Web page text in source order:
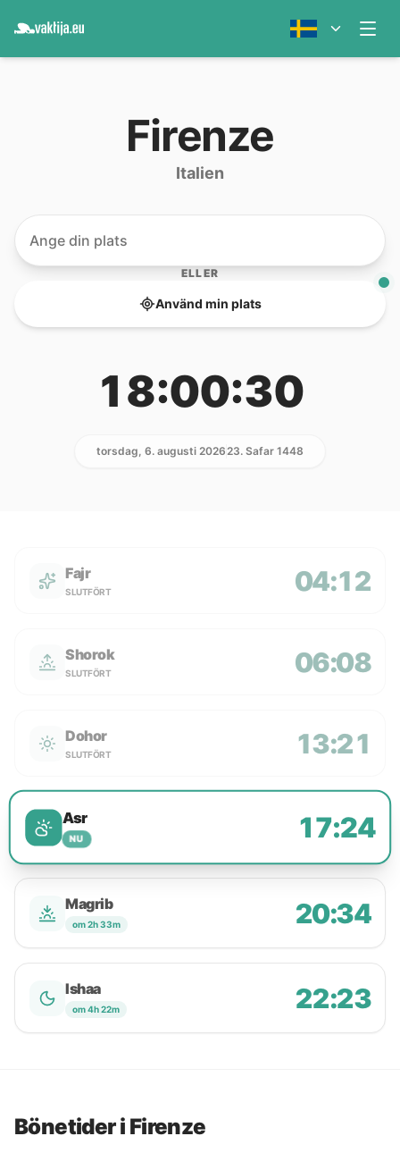
Firenze
Italien
ELLER
Använd min plats
18:00:30
torsdag, 6. augusti 202623. Safar 1448
Fajr
SLUTFÖRT 04:12
Shorok
SLUTFÖRT 06:08
Dohor
SLUTFÖRT 13:21
Asr
NU 17:24
Magrib
om 2h 33m 20:34
Ishaa
om 4h 22m 22:23
Bönetider i Firenze